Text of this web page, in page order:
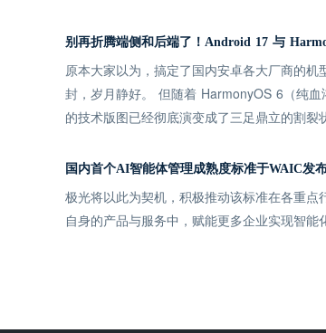
别再折腾端侧和后端了！Android 17 与
原本大家以为，搞定了国内安卓各大厂商的
封，岁月静好。 但随着 HarmonyOS 6（纯
的技术版图已经彻底演变成了三足鼎立的割裂
国内首个AI智能体管理成熟度标准于WAIC发
极光将以此为契机，积极推动该标准在各重
自身的产品与服务中，赋能更多企业实现智